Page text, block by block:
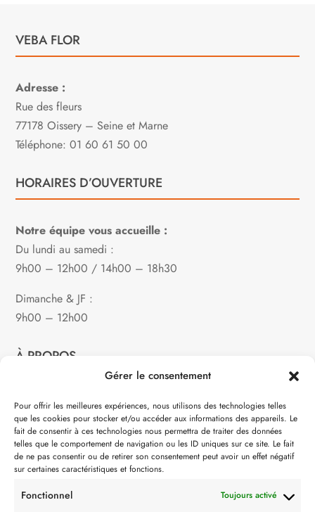
Gérer le consentement
Pour offrir les meilleures expériences, nous utilisons des technologies telles
que les cookies pour stocker et/ou accéder aux informations des appareils. Le
fait de consentir à ces technologies nous permettra de traiter des données
telles que le comportement de navigation ou les ID uniques sur ce site. Le fait
de ne pas consentir ou de retirer son consentement peut avoir un effet négatif
sur certaines caractéristiques et fonctions.
Fonctionnel Toujours activé
VEBA FLOR
Adresse :
Rue des fleurs
77178 Oissery – Seine et Marne
Téléphone: 01 60 61 50 00
HORAIRES D’OUVERTURE
Notre équipe vous accueille :
Du lundi au samedi :
9h00 – 12h00 / 14h00 – 18h30
Dimanche & JF :
9h00 – 12h00
À PROPOS
Notre philosophie
Contact
Partenaire de: